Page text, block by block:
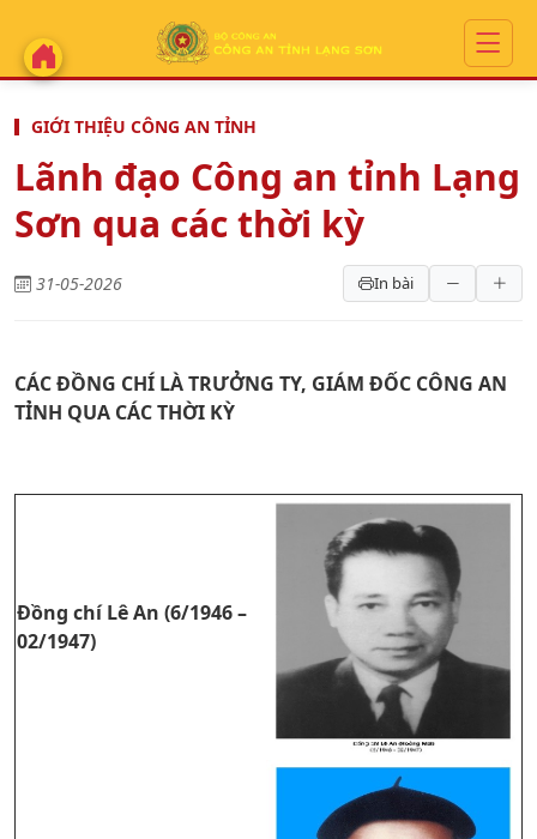
GIỚI THIỆU CÔNG AN TỈNH
Lãnh đạo Công an tỉnh Lạng
Sơn qua các thời kỳ
31-05-2026 In bài
CÁC ĐỒNG CHÍ LÀ TRƯỞNG TY, GIÁM ĐỐC CÔNG AN
TỈNH QUA CÁC THỜI KỲ
Đồng chí Lê An (6/1946 –
02/1947)